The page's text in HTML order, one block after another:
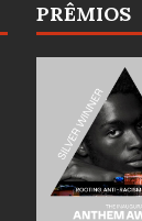
PRÊMIOS